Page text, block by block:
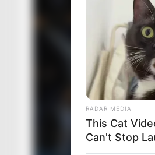
RADAR MEDIA
This Cat
Can't Stop